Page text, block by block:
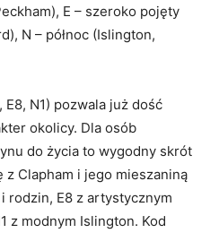
E – szeroko pojęty
N – północ (Islington,
E8, N1) pozwala już dość
okolicy. Dla osób
do życia to wygodny skrót
z Clapham i jego mieszaniną
rodzin, E8 z artystycznym
z modnym Islington. Kod